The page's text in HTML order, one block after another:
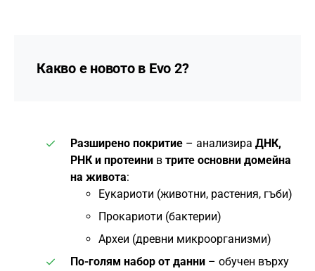
Какво е новото в Evo 2?
Разширено покритие – анализира ДНК,
РНК и протеини в трите основни домейна
на живота:
Еукариоти (животни, растения, гъби)
Прокариоти (бактерии)
Археи (древни микроорганизми)
По-голям набор от данни – обучен върху